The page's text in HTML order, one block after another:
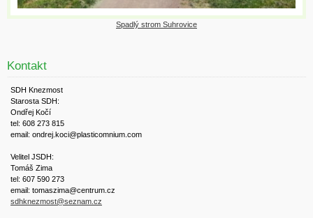
Spadlý strom Suhrovice
Kontakt
SDH Knezmost
Starosta SDH:
Ondřej Kočí
tel: 608 273 815
email: ondrej.koci@plasticomnium.com
Velitel JSDH:
Tomáš Zima
tel: 607 590 273
email: tomaszima@centrum.cz
sdhknezmost@seznam.cz